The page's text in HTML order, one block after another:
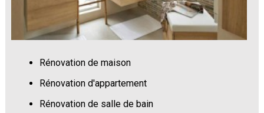
Rénovation de maison
Rénovation d'appartement
Rénovation de salle de bain